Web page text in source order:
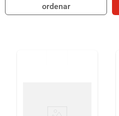
ordenar
macarrão